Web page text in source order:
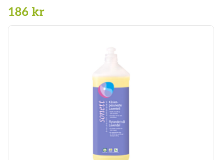
186 kr